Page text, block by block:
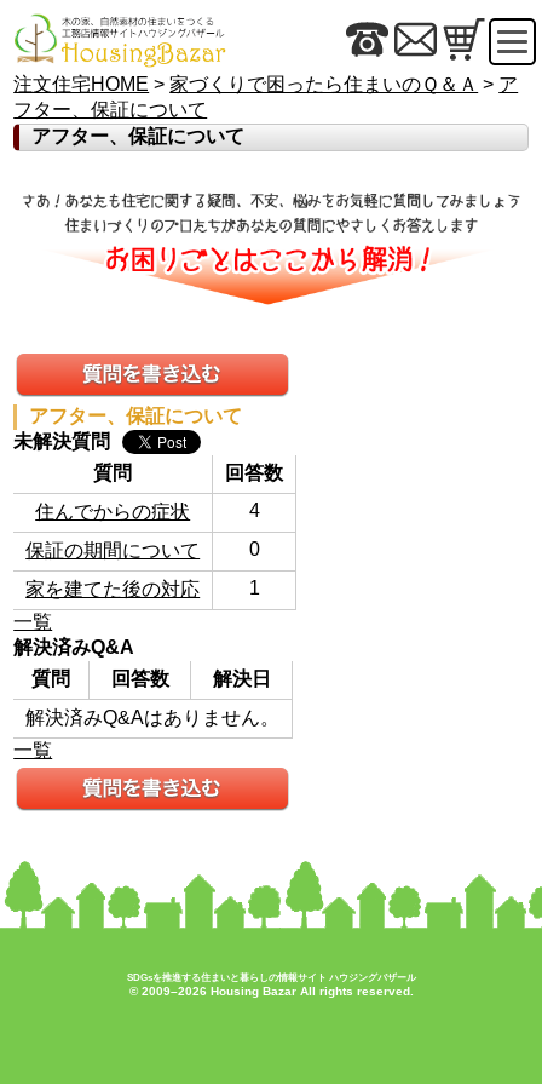
注文住宅HOME >家づくりで困ったら住まいのＱ＆Ａ > ア
フター、保証について
アフター、保証について
アフター、保証について
未解決質問
質問
回答数
住んでからの症状
4
保証の期間について
0
家を建てた後の対応
1
一覧
解決済みQ&A
質問
回答数
解決日
解決済みQ&Aはありません。
一覧
SDGsを推進する住まいと暮らしの情報サイト ハウジングバザール
© 2009–2026 Housing Bazar All rights reserved.